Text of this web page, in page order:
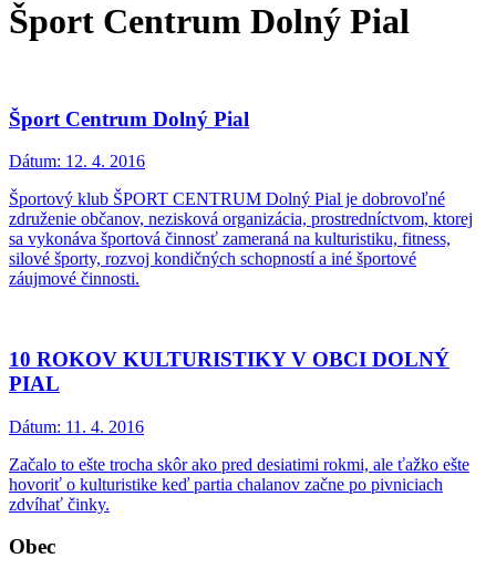
Šport Centrum Dolný Pial
Šport Centrum Dolný Pial
Dátum: 12. 4. 2016
Športový klub ŠPORT CENTRUM Dolný Pial je dobrovoľné
združenie občanov, nezisková organizácia, prostredníctvom, ktorej
sa vykonáva športová činnosť zameraná na kulturistiku, fitness,
silové športy, rozvoj kondičných schopností a iné športové
záujmové činnosti.
10 ROKOV KULTURISTIKY V OBCI DOLNÝ
PIAL
Dátum: 11. 4. 2016
Začalo to ešte trocha skôr ako pred desiatimi rokmi, ale ťažko ešte
hovoriť o kulturistike keď partia chalanov začne po pivniciach
zdvíhať činky.
Obec